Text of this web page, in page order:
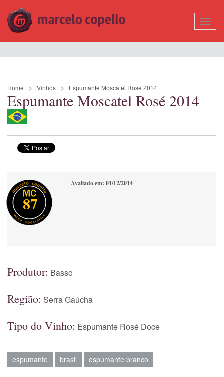
Home Vinhos Espumante Moscatel Rosé 2014
Espumante Moscatel Rosé 2014
87
Avaliado em: 01/12/2014
Produtor: Basso
Região: Serra Gaúcha
Tipo do Vinho: Espumante Rosé Doce
espumante brasil espumante branco